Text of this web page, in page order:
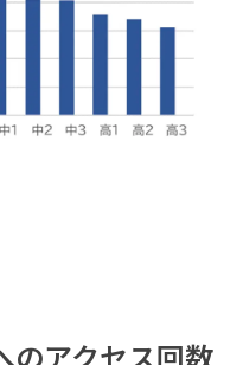
のアクセス回数